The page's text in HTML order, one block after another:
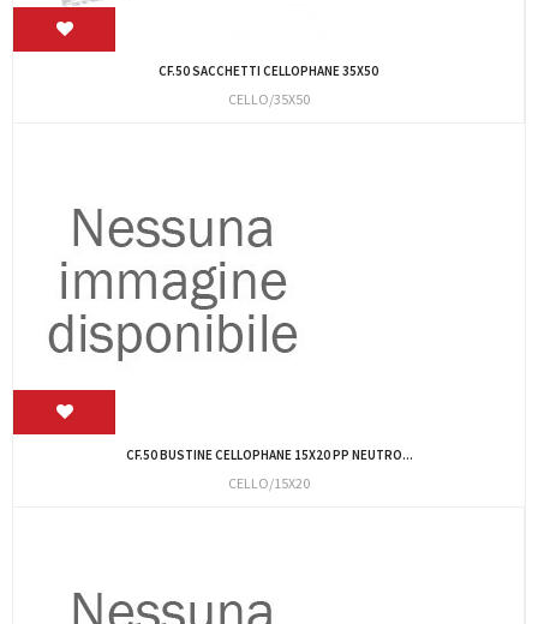
CF.50 SACCHETTI CELLOPHANE 35X50
CELLO/35X50
CF.50 BUSTINE CELLOPHANE 15X20 PP NEUTRO...
CELLO/15X20